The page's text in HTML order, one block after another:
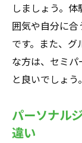
グル
続け
感想
パー
の秘訣
グル
しましょう。
囲気や自分に
です。また、
な方は、セミ
と良いでしょう。
パーソナル
違い